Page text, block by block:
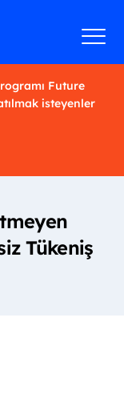
Future
isteyenler
Tükeniş